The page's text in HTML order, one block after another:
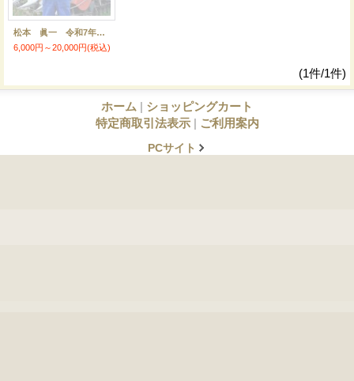
松本 眞一 令和7年産 吉見町産米
6,000円～20,000円(税込)
(1件/1件)
ホーム | ショッピングカート
特定商取引法表示 | ご利用案内
PCサイト